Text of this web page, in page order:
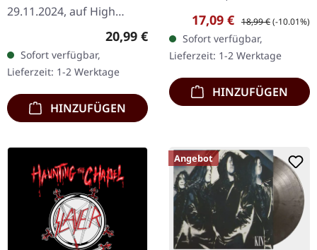
29.11.2024, auf High
Roller Records. Limitierte
Auflage Picture Disc LP.
Voivods 'Killing…
Regulärer Preis:
20,99 €
Sofort verfügbar,
Lieferzeit: 1-2 Werktage
HINZUFÜGEN
Records. CD im DigiPak.
Exciter kehren mit "Death
Machine" zurück und
liefern…
Verkaufspreis:
17,09 € Regulärer Preis:
18,99 €(-10.01%)
Sofort verfügbar,
Lieferzeit: 1-2 Werktage
HINZUFÜGEN
Angebot